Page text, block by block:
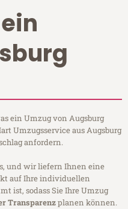
ein Umzug von Augsburg
Umzugsservice aus Augsburg
anfordern.
und wir liefern Ihnen eine
auf Ihre individuellen
ist, sodass Sie Ihre Umzug
Transparenzplanen können.